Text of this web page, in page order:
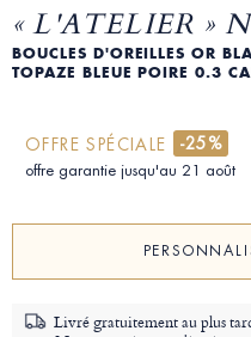
« L'ATELIER »
BOUCLES D'OREILLES OR
TOPAZE BLEUE POIRE 0.3
OFFRE SPÉCIALE -25%
offre garantie jusqu'au 21 août
Livré gratuitement au plus